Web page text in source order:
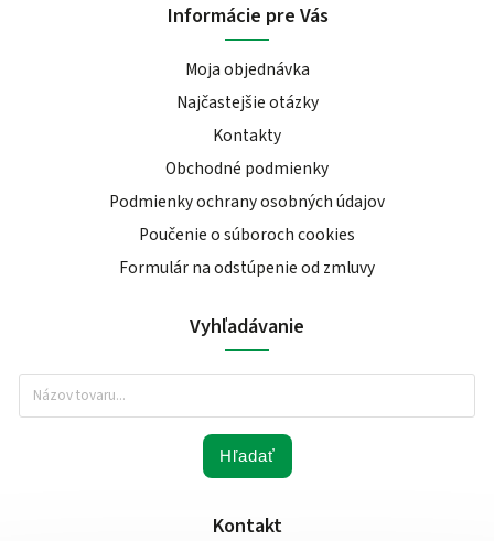
Informácie pre Vás
Moja objednávka
Najčastejšie otázky
Kontakty
Obchodné podmienky
Podmienky ochrany osobných údajov
Poučenie o súboroch cookies
Formulár na odstúpenie od zmluvy
Vyhľadávanie
Hľadať
Kontakt